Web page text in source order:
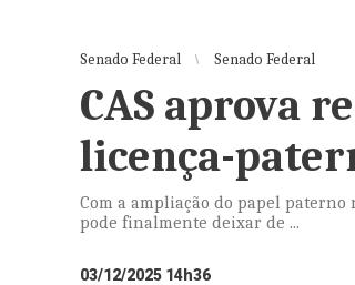
Senado Federal Senado Federal
CAS aprova
licença-
Com a ampliação do papel
pode finalmente deixar de ...
03/12/2025 14h36